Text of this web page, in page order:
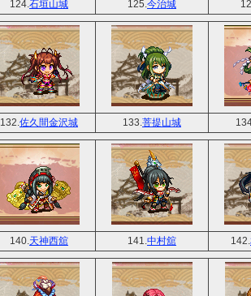
124. 石垣山城 125. 今治城
132. 佐久間金沢城 133. 菩提山城
140. 天神西舘 141. 中村舘 142.